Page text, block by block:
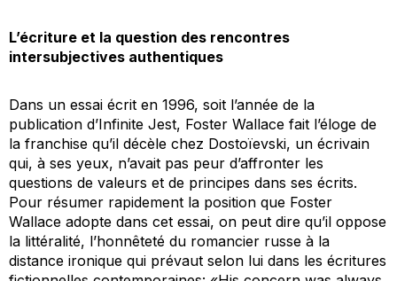
L’écriture et la question des rencontres
intersubjectives authentiques
Dans un essai écrit en 1996, soit l’année de la
publication d’Infinite Jest, Foster Wallace fait l’éloge de
la franchise qu’il décèle chez Dostoïevski, un écrivain
qui, à ses yeux, n’avait pas peur d’affronter les
questions de valeurs et de principes dans ses écrits.
Pour résumer rapidement la position que Foster
Wallace adopte dans cet essai, on peut dire qu’il oppose
la littéralité, l’honnêteté du romancier russe à la
distance ironique qui prévaut selon lui dans les écritures